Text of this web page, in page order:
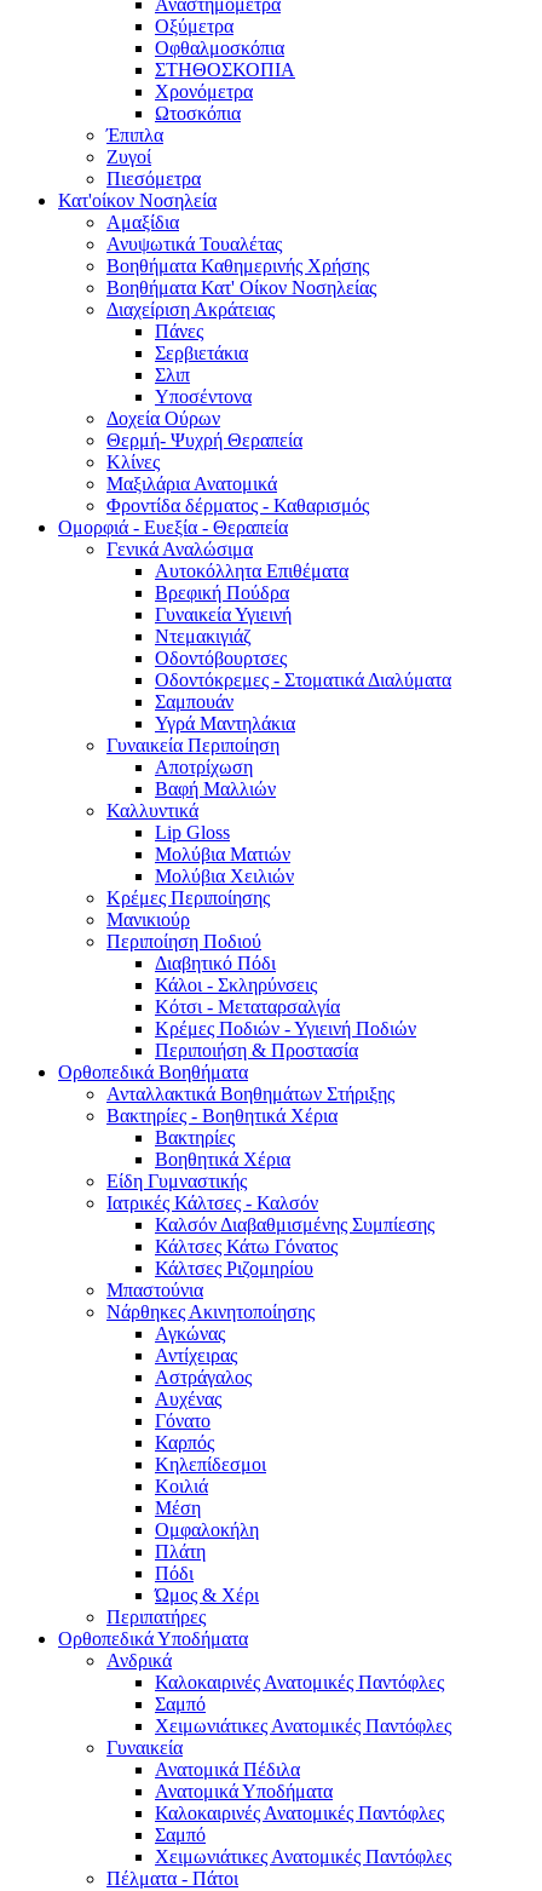
Αναστημόμετρα
Οξύμετρα
Οφθαλμοσκόπια
ΣΤΗΘΟΣΚΟΠΙΑ
Χρονόμετρα
Ωτοσκόπια
Έπιπλα
Ζυγοί
Πιεσόμετρα
Κατ'οίκον Νοσηλεία
Αμαξίδια
Ανυψωτικά Τουαλέτας
Βοηθήματα Καθημερινής Χρήσης
Βοηθήματα Κατ' Οίκον Νοσηλείας
Διαχείριση Ακράτειας
Πάνες
Σερβιετάκια
Σλιπ
Υποσέντονα
Δοχεία Ούρων
Θερμή- Ψυχρή Θεραπεία
Κλίνες
Μαξιλάρια Ανατομικά
Φροντίδα δέρματος - Καθαρισμός
Ομορφιά - Ευεξία - Θεραπεία
Γενικά Αναλώσιμα
Αυτοκόλλητα Επιθέματα
Βρεφική Πούδρα
Γυναικεία Υγιεινή
Ντεμακιγιάζ
Οδοντόβουρτσες
Οδοντόκρεμες - Στοματικά Διαλύματα
Σαμπουάν
Υγρά Μαντηλάκια
Γυναικεία Περιποίηση
Αποτρίχωση
Βαφή Μαλλιών
Καλλυντικά
Lip Gloss
Μολύβια Ματιών
Μολύβια Χειλιών
Κρέμες Περιποίησης
Μανικιούρ
Περιποίηση Ποδιού
Διαβητικό Πόδι
Κάλοι - Σκληρύνσεις
Κότσι - Μεταταρσαλγία
Κρέμες Ποδιών - Υγιεινή Ποδιών
Περιποιήση & Προστασία
Ορθοπεδικά Βοηθήματα
Ανταλλακτικά Βοηθημάτων Στήριξης
Βακτηρίες - Βοηθητικά Χέρια
Βακτηρίες
Βοηθητικά Χέρια
Είδη Γυμναστικής
Ιατρικές Κάλτσες - Καλσόν
Καλσόν Διαβαθμισμένης Συμπίεσης
Κάλτσες Κάτω Γόνατος
Κάλτσες Ριζομηρίου
Μπαστούνια
Νάρθηκες Ακινητοποίησης
Αγκώνας
Αντίχειρας
Αστράγαλος
Αυχένας
Γόνατο
Καρπός
Κηλεπίδεσμοι
Κοιλιά
Μέση
Ομφαλοκήλη
Πλάτη
Πόδι
Ώμος & Χέρι
Περιπατήρες
Ορθοπεδικά Υποδήματα
Ανδρικά
Καλοκαιρινές Ανατομικές Παντόφλες
Σαμπό
Χειμωνιάτικες Ανατομικές Παντόφλες
Γυναικεία
Ανατομικά Πέδιλα
Ανατομικά Υποδήματα
Καλοκαιρινές Ανατομικές Παντόφλες
Σαμπό
Χειμωνιάτικες Ανατομικές Παντόφλες
Πέλματα - Πάτοι